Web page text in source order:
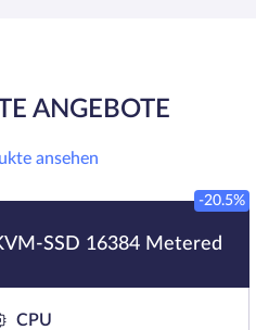
ANGEBOTE
ansehen
SSD 16384 Metered
-20.5%
CPU